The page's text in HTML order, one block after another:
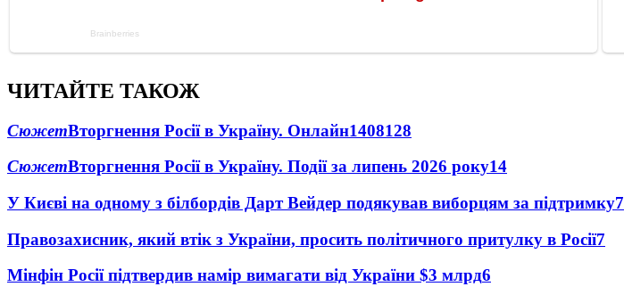
ЧИТАЙТЕ ТАКОЖ
СюжетВторгнення Росії в Україну. Онлайн1408128
СюжетВторгнення Росії в Україну. Події за липень 2026 року14
У Києві на одному з білбордів Дарт Вейдер подякував виборцям за підтримку7
Правозахисник, який втік з України, просить політичного притулку в Росії7
Мінфін Росії підтвердив намір вимагати від України $3 млрд6